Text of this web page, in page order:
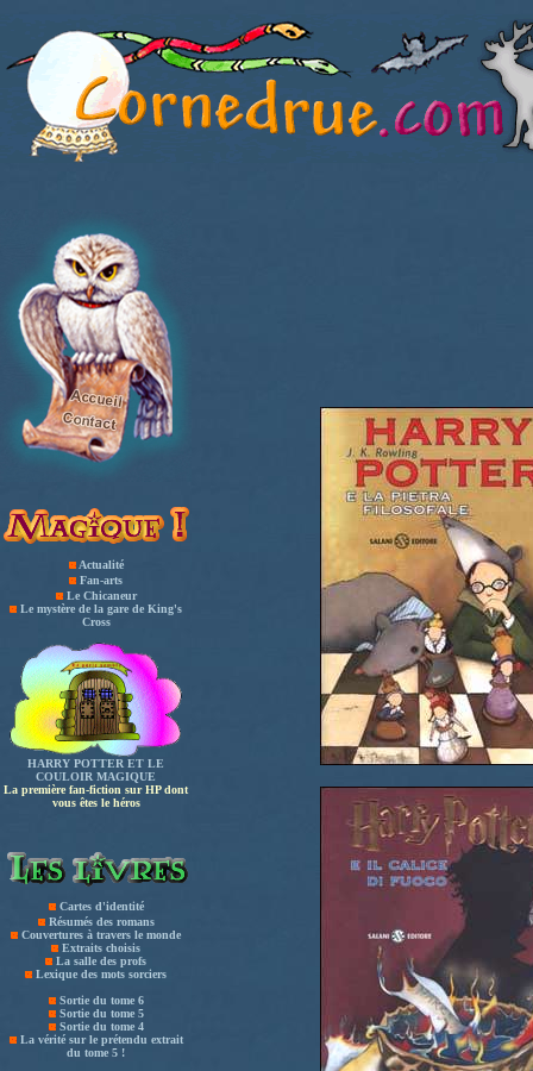
Actualité
Fan-arts
Le Chicaneur
Le mystère de la gare de King's
Cross
HARRY POTTER ET LE
COULOIR MAGIQUE
La première fan-fiction sur HP dont
vous êtes le héros
Cartes d'identité
Résumés des romans
Couvertures à travers le monde
Extraits choisis
La salle des profs
Lexique des mots sorciers
Sortie du tome 6
Sortie du tome 5
Sortie du tome 4
La vérité sur le prétendu extrait
du tome 5 !